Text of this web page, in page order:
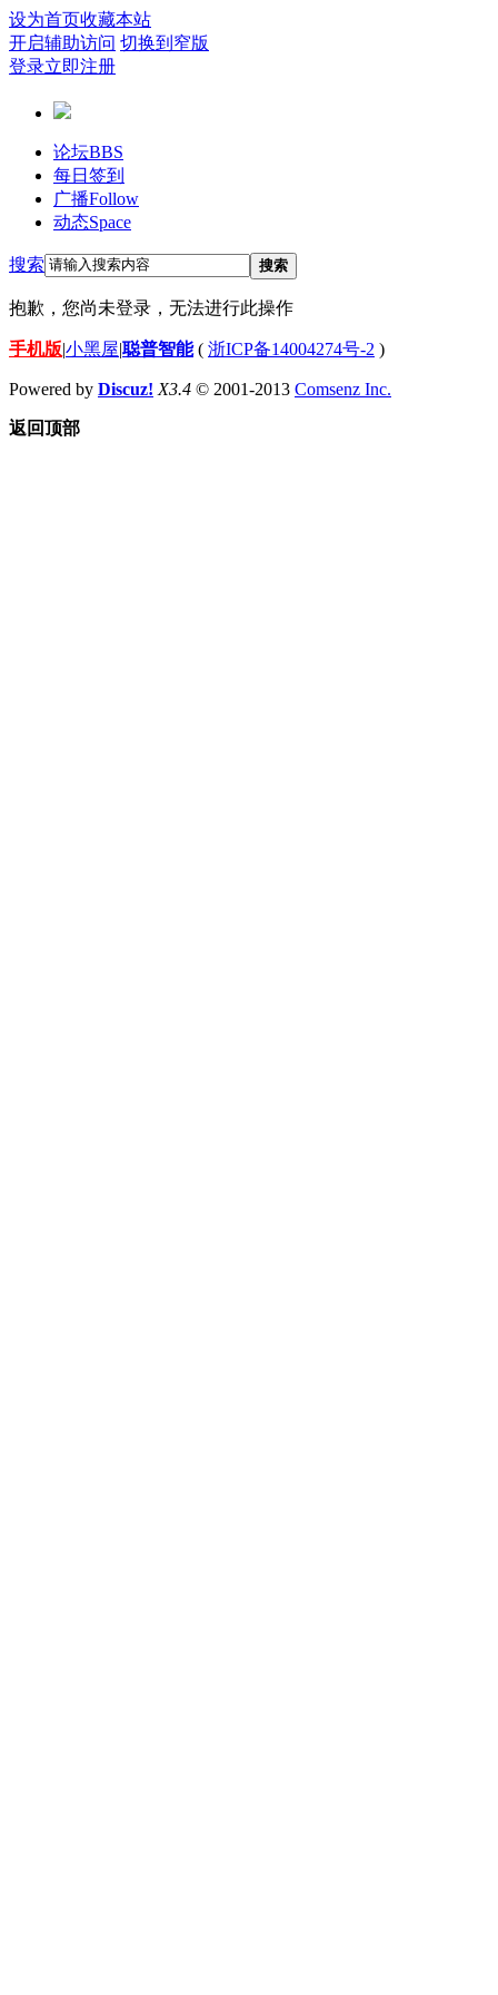
设为首页收藏本站
开启辅助访问 切换到窄版
登录立即注册
论坛BBS
每日签到
广播Follow
动态Space
搜索 搜索
抱歉，您尚未登录，无法进行此操作
手机版|小黑屋|聪普智能( 浙ICP备14004274号-2 )
Powered by Discuz! X3.4 © 2001-2013 Comsenz Inc.
返回顶部